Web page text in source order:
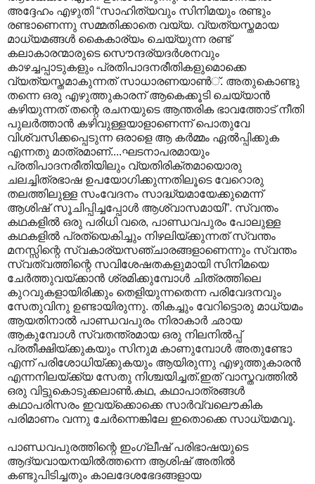
അദ്ദേഹം എഴുതി “സാഹിത്യവും സിനിമയും രണ്ടും
രണ്ടാണെന്നു സമ്മതിക്കാതെ വയ്യ. വ്യത്യസ്തമായ
മാധ്യമങ്ങള്‍ കൈകാര്യം ചെയ്യുന്ന രണ്ട്
കലാകാര‍ന്മാരുടെ സൌന്ദര്യദര്‍ശനവും
കാഴച്ചപ്പാടുകളും പ്രതിപാദനരീതികളുമൊക്കെ
വ്യത്യസ്തമാകുന്നത് സാധാരണയാണ്‍്. അതുകൊണ്ടു
തന്നെ ഒരു എഴുത്തുകാരന് ആകെക്കൂടി ചെയ്യാന്‍
കഴിയുന്നത് തന്റെ രചനയുടെ ആന്തരിക ഭാവത്തോട് നീതി
പുലര്‍ത്താന്‍ കഴിവുള്ളയാളാണെന്ന് പൊതുവേ
വിശ്വസിക്കപ്പെടുന്ന ഒരാളെ ആ കര്‍മ്മം ഏല്‍പ്പിക്കുക
എന്നതു മാത്രമാണ്....ഘടനാപരമായും
പ്രതിപാദനരീതിയിലും വ്യതിരിക്തമായൊരു
ചലച്ചിത്രഭാഷ ഉപയോഗിക്കുന്നതിലൂടെ വേറൊരു
തലത്തിലുള്ള സംവേദനം സാദ്ധ്യമായേക്കുമെന്ന്
ആശിഷ് സൂചിപ്പിച്ചപ്പോള്‍ ആശ്വാസമായി”. സ്വന്തം
കഥകളിൽ ഒരു പരിധി വരെ, പാണ്ഡവപുരം പോലുള്ള
കഥകളിൽ പ്രത്യെകിച്ചും നിഴലിയ്ക്കുന്നത് സ്വന്തം
മനസ്സിന്റെ സ്വകാര്യസഞ്ചാരങ്ങളാണെന്നും സ്വന്തം
സ്വത്വത്തിന്റെ സവിശേഷതകളുമായി സിനിമയെ
ചേർത്തുവയ്ക്കാൻ ശ്രമിക്കുമ്പോൾ ചിത്രത്തിലെ
കുറവുകളായിരിക്കും തെളിയുന്നതെന്ന പരിവേദനവും
സേതുവിനു ഉണ്ടായിരുന്നു. തികച്ചും വേറിട്ടൊരു മാധ്യമം
ആയതിനാൽ പാണ്ഡവപുരം നിരാകാർ ഛായ
ആകുമ്പോൾ സ്വതന്ത്രമായ ഒരു നിലനിൽ‌പ്പ്
പ്രതീക്ഷിയ്ക്കുകയും സിനുമ കാണുമ്പോൾ അതുണ്ടോ
എന്ന് പരിശോധിയ്ക്കുകയും ആയിരുന്നു എഴുത്തുകാരൻ
എന്നനിലയ്ക്ക്യ സേതു നിശ്ചയിച്ചത്.ഇത് വാസ്തവത്തിൽ
ഒരു വിട്ടുകൊടുക്കലാൺ.കഥ, കഥാപാത്രങ്ങൾ
കഥാപരിസരം ഇവയ്ക്കൊക്കെ സാർവ്വലൌകിക
പരിമാണം വന്നു ചേർന്നെങ്കിലേ ഇതൊക്കെ സാധ്യമവൂ.
പാണ്ഡവപുരത്തിന്റെ ഇംഗ്ലീഷ് പരിഭാഷയുടെ
ആദ്യവായനയിൽത്തന്നെ ആശിഷ് അതിൽ
കണ്ടുപിടിച്ചതും കാലദേശഭേദങ്ങളായ